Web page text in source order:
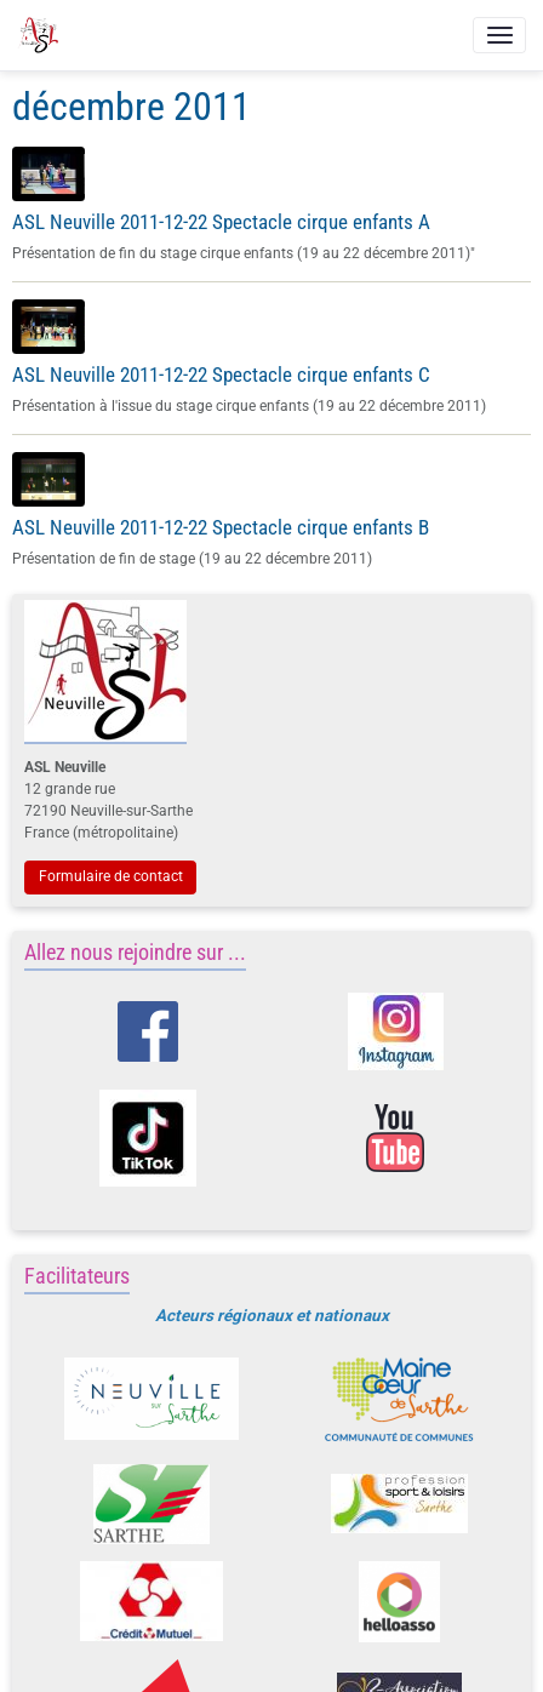
décembre 2011
ASL Neuville 2011-12-22 Spectacle cirque enfants A
Présentation de fin du stage cirque enfants (19 au 22 décembre 2011)"
ASL Neuville 2011-12-22 Spectacle cirque enfants C
Présentation à l'issue du stage cirque enfants (19 au 22 décembre 2011)
ASL Neuville 2011-12-22 Spectacle cirque enfants B
Présentation de fin de stage (19 au 22 décembre 2011)
ASL Neuville
12 grande rue
72190 Neuville-sur-Sarthe
France (métropolitaine)
Formulaire de contact
Allez nous rejoindre sur ...
Facilitateurs
Acteurs régionaux et nationaux